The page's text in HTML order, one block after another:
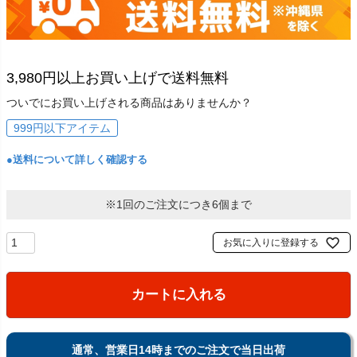
3,980円以上お買い上げで送料無料
ついでにお買い上げされる商品はありませんか？
999円以下アイテム
●送料について詳しく確認する
※1回のご注文につき6個まで
お気に入りに登録する
カートに入れる
通常、営業日14時までのご注文で当日出荷